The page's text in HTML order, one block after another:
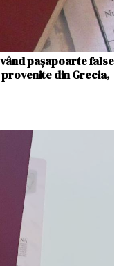
pașapoarte false
din Grecia,